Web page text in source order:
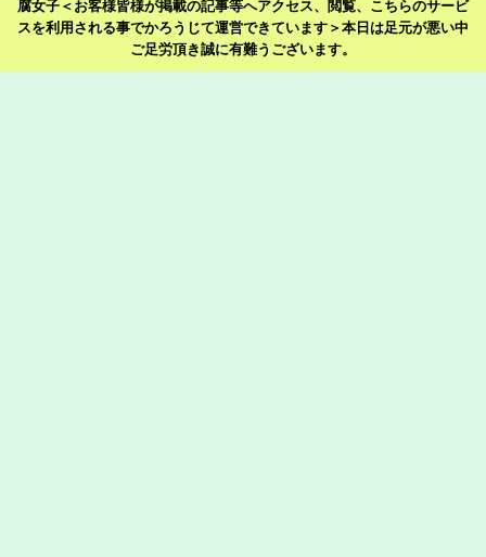
腐女子＜お客様皆様が掲載の記事等へアクセス、閲覧、こちらのサービ
スを利用される事でかろうじて運営できています＞本日は足元が悪い中
ご足労頂き誠に有難うございます。